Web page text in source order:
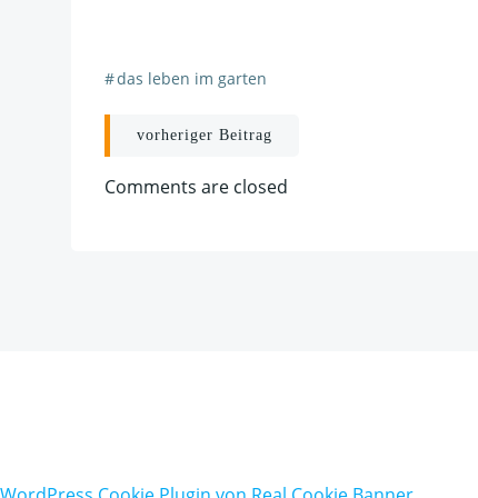
#das leben im garten
Post
navigation
vorheriger Beitrag
Comments are closed